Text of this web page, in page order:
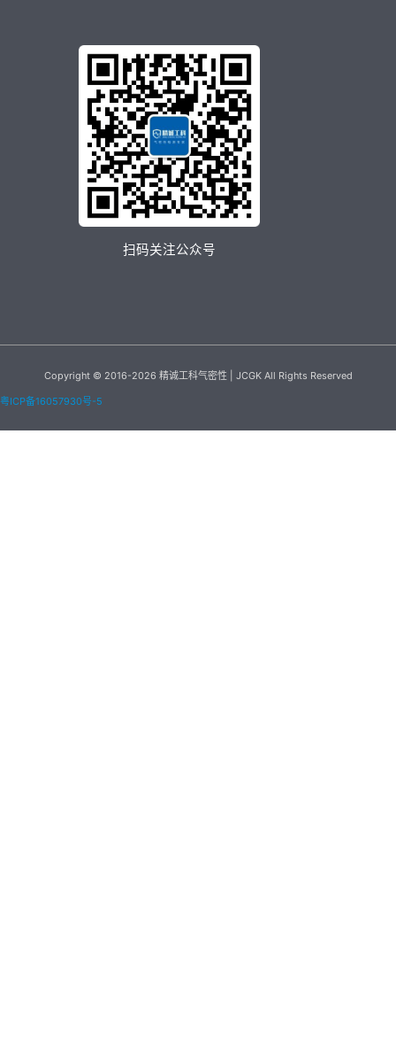
扫码关注公众号
Copyright © 2016-2026 精诚工科气密性 | JCGK All Rights Reserved
粤ICP备16057930号-5